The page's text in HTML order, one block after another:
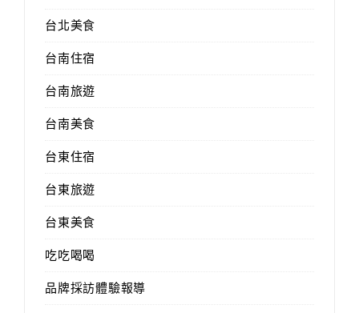
台北美食
台南住宿
台南旅遊
台南美食
台東住宿
台東旅遊
台東美食
吃吃喝喝
品牌採訪體驗報導